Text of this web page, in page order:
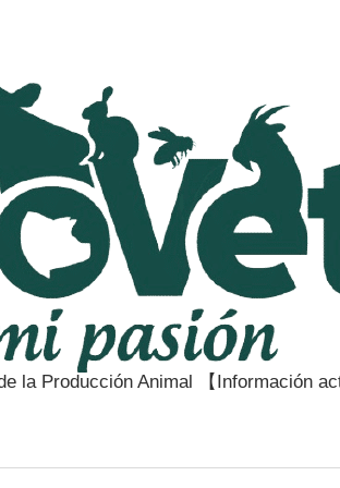
la Producción Animal 【Información